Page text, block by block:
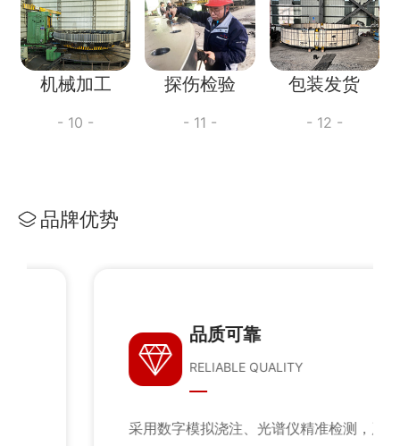
包装发货
- 12 -
探伤检验
- 11 -
机械加工
- 10 -
品牌优势
品质可靠
RELIABLE QUALITY
采用数字模拟浇注、光谱仪精准检测，严